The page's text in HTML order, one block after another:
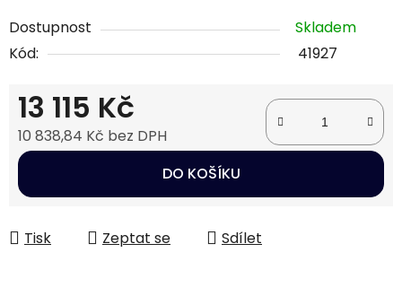
Dostupnost
Skladem
Kód:
41927
13 115 Kč
10 838,84 Kč bez DPH
Měrná cena:
DO KOŠÍKU
Tisk Zeptat se Sdílet